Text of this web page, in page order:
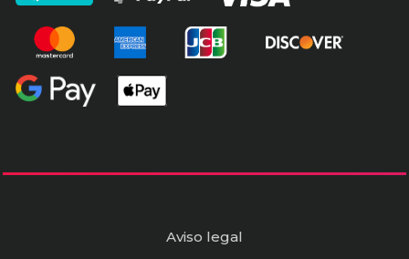
Aviso legal